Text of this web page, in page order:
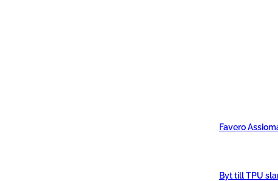
Favero
Byt till TPU